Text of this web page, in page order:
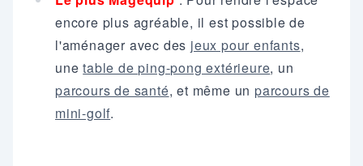
encore plus agréable, il est possible de
l'aménager avec des jeux pour enfants,
unetable de ping-pong extérieure, un
parcours de santé, et même un parcours de
mini-golf.